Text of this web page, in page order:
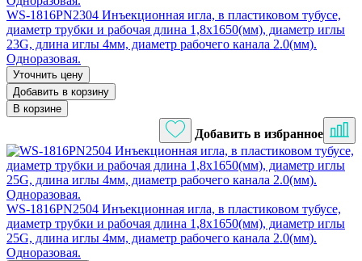
WS-1816PN2304 Инъекционная игла, в пластиковом тубусе,
диаметр трубки и рабочая длина 1,8х1650(мм), диаметр иглы
23G, длина иглы 4мм, диаметр рабочего канала 2.0(мм).
Одноразовая.
Уточнить цену
Добавить в корзину
В корзине
Добавить в избранное
WS-1816PN2504 Инъекционная игла, в пластиковом тубусе,
диаметр трубки и рабочая длина 1,8х1650(мм), диаметр иглы
25G, длина иглы 4мм, диаметр рабочего канала 2.0(мм).
Одноразовая.